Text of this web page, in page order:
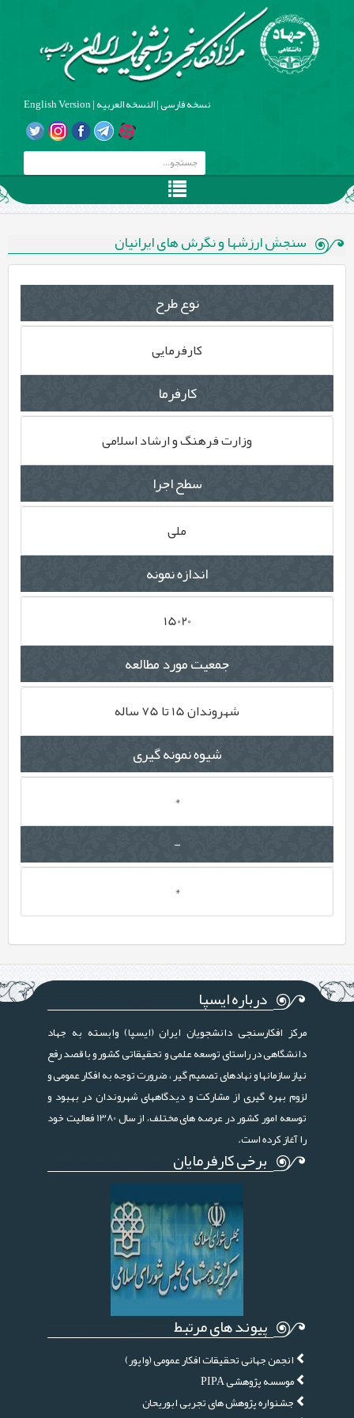
نسخه فارسی|النسخه العربیه|
English Version
سنجش ارزشها و نگرش های ایرانیان
نوع طرح
کارفرمایی
کارفرما
وزارت فرهنگ و ارشاد اسلامی
سطح اجرا
ملی
اندازه نمونه
15020
جمعیت مورد مطالعه
شهروندان 15 تا 75 ساله
شیوه نمونه گیری
*
-
*
درباره ایسپا
مرکز افکارسنجی دانشجویان ایران (ایسپا) وابسته به جهاد
دانشگاهی در راستای توسعه علمی و تحقیقاتی کشور و با قصد رفع
نیاز سازمانها و نهادهای تصمیم گیر ، ضرورت توجه به افکار عمومی و
لزوم بهره گیری از مشارکت و دیدگاههای شهروندان در بهبود و
توسعه امور کشور در عرصه های مختلف، از سال 1380 فعالیت خود
را آغاز کرده است.
برخی کارفرمایان
پیوند های مرتبط
انجمن جهانی تحقیقات افکار عمومی (واپور)
موسسه پژوهشی PIPA
جشنواره پژوهش های تجربی ابوریحان